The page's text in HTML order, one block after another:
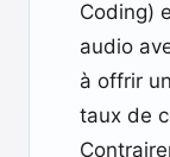
Coding)
audio
à offrir
taux de